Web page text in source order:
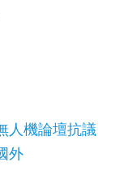
人機論壇抗議
外